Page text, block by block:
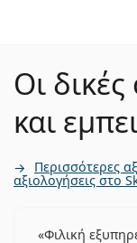
Οι
και
Περισσότερες
αξιολογήσεις στο
Φιλική